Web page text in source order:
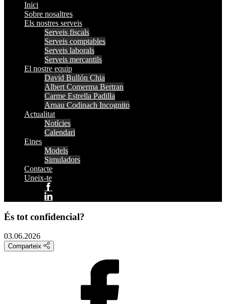
Inici
Sobre nosaltres
Els nostres serveis
Serveis fiscals
Serveis comptables
Serveis laborals
Serveis mercantils
El nostre equip
David Bullón Chia
Albert Comerma Bertran
Carme Estrella Padilla
Arnau Codinach Incognito
Actualitat
Notícies
Calendari
Eines
Models
Simuladors
Contacte
Uneix-te
És tot confidencial?
03.06.2026
Comparteix